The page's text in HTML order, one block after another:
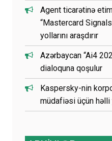
Agent ticarətinə
“Mastercard
yollarını araşdırır
Azərbaycan “Ai4
dialoquna qoşulur
Kaspersky-nin
müdafiəsi üçün